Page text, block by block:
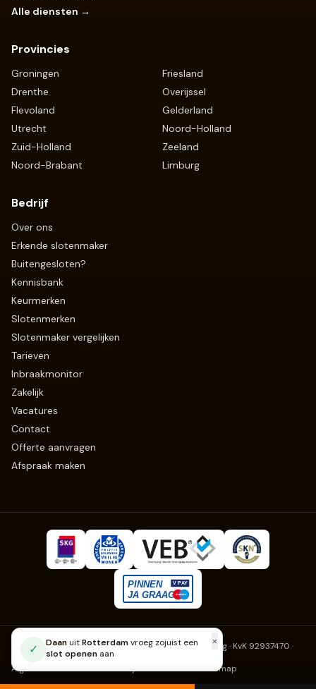
Alle diensten →
Provincies
Groningen
Friesland
Drenthe
Overijssel
Flevoland
Gelderland
Utrecht
Noord-Holland
Zuid-Holland
Zeeland
Noord-Brabant
Limburg
Bedrijf
Over ons
Erkende slotenmaker
Buitengesloten?
Kennisbank
Keurmerken
Slotenmerken
Slotenmaker vergelijken
Tarieven
Inbraakmonitor
Zakelijk
Vacatures
Contact
Offerte aanvragen
Afspraak maken
Slotenmaker Erkend· Fruitweg 270, 2525 KJ Den Haag · KvK 92937470 ·
info@slotenmaker-erkend.nl
Algemene voorwaardenPrivacyCookiesKlachtenSitemap